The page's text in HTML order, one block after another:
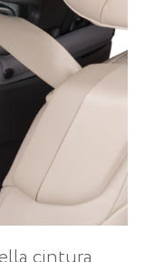
cintura